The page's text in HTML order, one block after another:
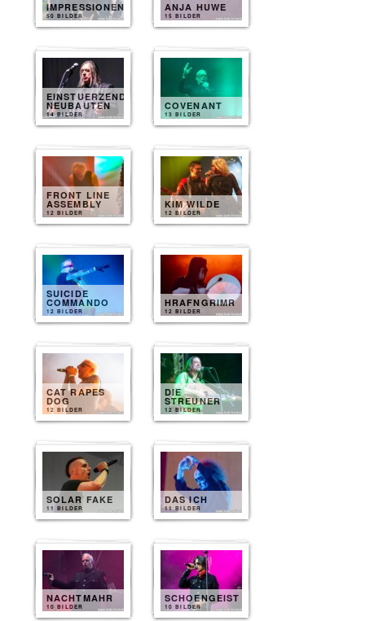
IMPRESSIONEN
50 BILDER
ANJA HUWE
15 BILDER
EINSTUERZENDE
NEUBAUTEN
14 BILDER
COVENANT
13 BILDER
FRONT LINE
ASSEMBLY
12 BILDER
KIM WILDE
12 BILDER
SUICIDE
COMMANDO
12 BILDER
HRAFNGRIMR
12 BILDER
CAT RAPES
DOG
12 BILDER
DIE
STREUNER
12 BILDER
SOLAR FAKE
11 BILDER
DAS ICH
11 BILDER
NACHTMAHR
10 BILDER
SCHOENGEIST
10 BILDER